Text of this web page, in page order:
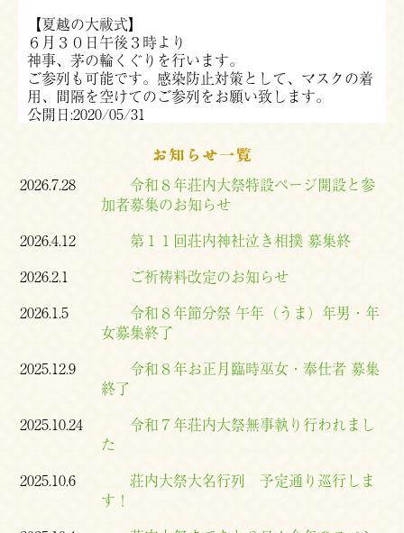
【夏越の大祓式】
６月３０日午後３時より
神事、茅の輪くぐりを行います。
ご参列も可能です。感染防止対策として、マスクの着
用、間隔を空けてのご参列をお願い致します。
公開日:2020/05/31
2026.7.28
令和８年荘内大祭特設ページ開設と参
加者募集のお知らせ
2026.4.12
第１１回荘内神社泣き相撲 募集終
2026.2.1
ご祈祷料改定のお知らせ
2026.1.5
令和８年節分祭 午年（うま）年男・年
女募集終了
2025.12.9
令和８年お正月臨時巫女・奉仕者 募集
終了
2025.10.24
令和７年荘内大祭無事執り行われまし
た
2025.10.6
荘内大祭大名行列 予定通り巡行しま
す！